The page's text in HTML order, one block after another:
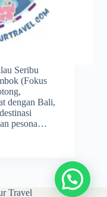
Seribu
(Fokus
dengan Bali,
pesona…
Travel